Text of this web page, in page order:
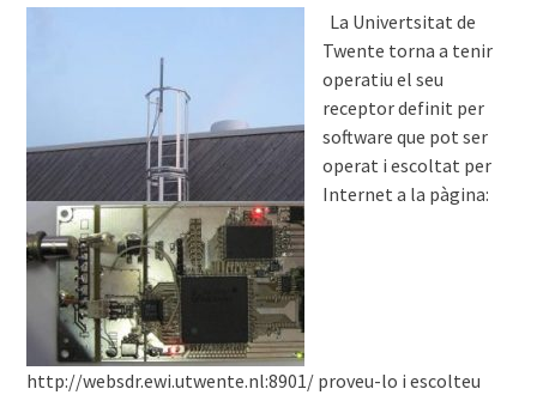
La Univertsitat de
Twente torna a tenir
operatiu el seu
receptor definit per
software que pot ser
operat i escoltat per
Internet a la pàgina:
http://websdr.ewi.utwente.nl:8901/ proveu-lo i escolteu